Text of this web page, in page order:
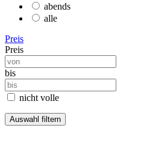
abends
alle
Preis
Preis
bis
nicht volle